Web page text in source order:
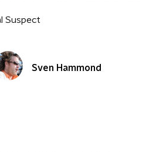
Suspect
Sven Hammond